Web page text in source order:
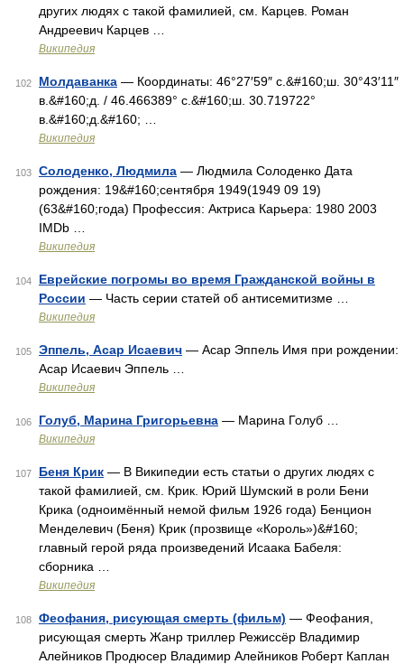
других людях с такой фамилией, см. Карцев. Роман
Андреевич Карцев …
Википедия
102 Молдаванка — Координаты: 46°27′59″ с.&#160;ш. 30°43′11″
в.&#160;д. / 46.466389° с.&#160;ш. 30.719722°
в.&#160;д.&#160; …
Википедия
103 Солоденко, Людмила — Людмила Солоденко Дата
рождения: 19&#160;сентября 1949(1949 09 19)
(63&#160;года) Профессия: Актриса Карьера: 1980 2003
IMDb …
Википедия
104
Еврейские погромы во время Гражданской войны в
России — Часть серии статей об антисемитизме …
Википедия
105 Эппель, Асар Исаевич — Асар Эппель Имя при рождении:
Асар Исаевич Эппель …
Википедия
106 Голуб, Марина Григорьевна — Марина Голуб …
Википедия
107 Беня Крик — В Википедии есть статьи о других людях с
такой фамилией, см. Крик. Юрий Шумский в роли Бени
Крика (одноимённый немой фильм 1926 года) Бенцион
Менделевич (Беня) Крик (прозвище «Король»)&#160;
главный герой ряда произведений Исаака Бабеля:
сборника …
Википедия
108 Феофания, рисующая смерть (фильм) — Феофания,
рисующая смерть Жанр триллер Режиссёр Владимир
Алейников Продюсер Владимир Алейников Роберт Каплан